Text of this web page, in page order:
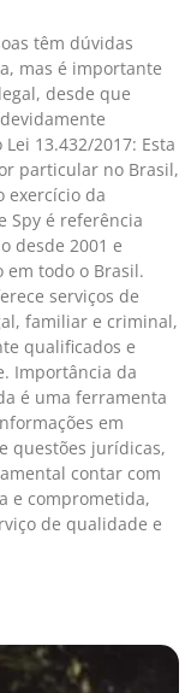
têm dúvidas
mas é importante
desde que
13.432/2017: Esta
particular no Brasil,
exercício da
Spy é referência
desde 2001 e
em todo o Brasil.
serviços de
familiar e criminal,
qualificados e
Importância da
é uma ferramenta
em
questões jurídicas,
contar com
e comprometida,
de qualidade e